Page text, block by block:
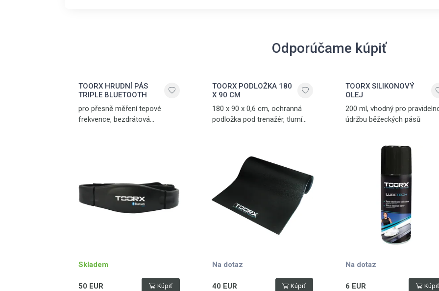
Odporúčame kúpiť
TOORX HRUDNÍ PÁS
TRIPLE BLUETOOTH
pro přesně měření tepové
frekvence, bezdrátová
Skladem
50 EUR Kúpiť
TOORX PODLOŽKA 180
X 90 CM
180 x 90 x 0,6 cm, ochranná
podložka pod trenažér, tlumí
Na dotaz
40 EUR Kúpiť
TOORX SILIKONOVÝ
OLEJ
200 ml, vhodný pro
údržbu běžeckých pásů
Na dotaz
6 EUR Kúpiť